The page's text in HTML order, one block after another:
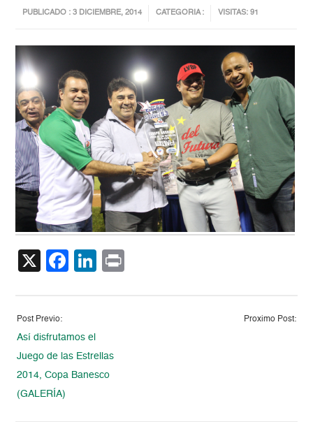
PUBLICADO : 3 DICIEMBRE, 2014 CATEGORIA : VISITAS: 91
X Facebook
LinkedIn
Post Previo:
Así disfrutamos el
Juego de las Estrellas
2014, Copa Banesco
(GALERÍA)
Proximo Post: